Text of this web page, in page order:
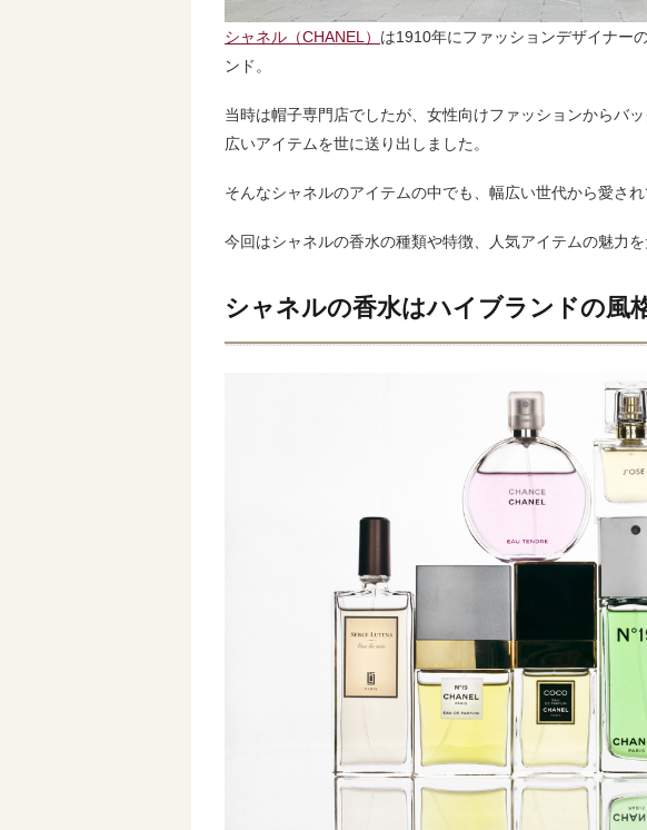
シャネル（CHANEL） は1910年にファッションデザイナー
ンド。
当時は帽子専門店でしたが、女性向けファッションからバ
広いアイテムを世に送り出しました。
そんなシャネルのアイテムの中でも、幅広い世代から愛さ
今回はシャネルの香水の種類や特徴、人気アイテムの魅力を
シャネルの香水はハイブランドの風